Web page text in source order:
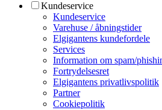
Kundeservice
Kundeservice
Varehuse / åbningstider
Elgigantens kundefordele
Services
Information om spam/
Fortrydelsesret
Elgigantens privatlivspolitik
Partner
Cookiepolitik